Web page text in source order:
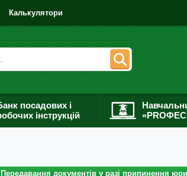
Калькулятори
посадових і
інструкцій
Передавання документів у разі припинення